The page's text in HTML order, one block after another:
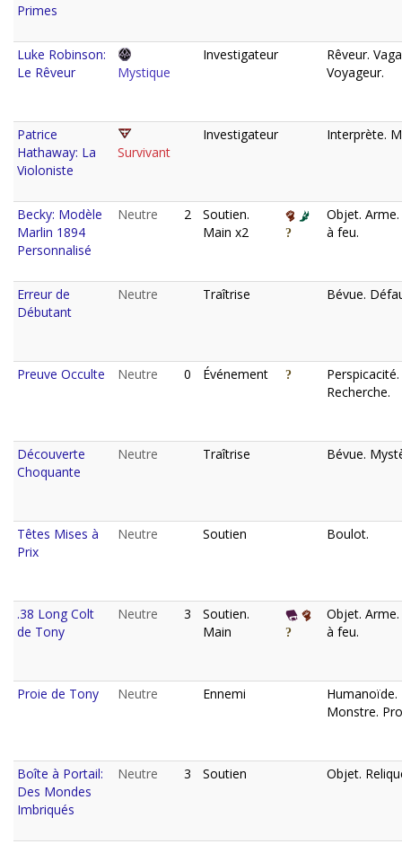
Primes
Luke Robinson:
Le Rêveur
Mystique
Investigateur
Rêveur.
Voyageur.
Patrice
Hathaway: La
Violoniste
Survivant
Investigateur Interprète.
Becky: Modèle
Marlin 1894
Personnalisé
Neutre 2
Soutien.
Main x2
Objet.
à feu.
Erreur de
Débutant
Neutre Traîtrise Bévue.
Preuve Occulte Neutre 0 Événement
Perspicacité.
Recherche.
Découverte
Choquante
Neutre Traîtrise Bévue.
Têtes Mises à
Prix
Neutre Soutien Boulot.
.38 Long Colt
de Tony
Neutre 3
Soutien.
Main
Objet.
à feu.
Proie de Tony Neutre Ennemi
Humanoïde.
Monstre.
Boîte à Portail:
Des Mondes
Imbriqués
Neutre 3 Soutien Objet.